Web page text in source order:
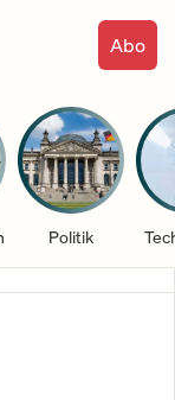
Abo
Politik